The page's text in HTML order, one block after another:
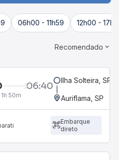
06h00 - 11h59 12h00 -
Recomendado
06:40
1h 50m
Ilha Solteira, SP
Auriflama, SP
Embarque
direto